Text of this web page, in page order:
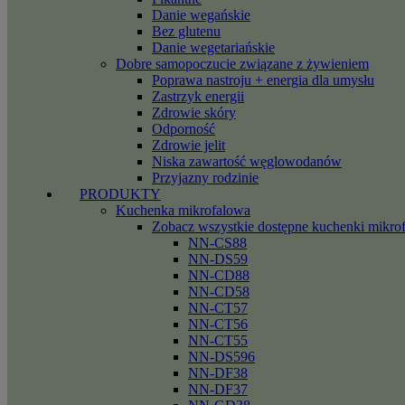
Danie wegańskie
Bez glutenu
Danie wegetariańskie
Dobre samopoczucie związane z żywieniem
Poprawa nastroju + energia dla umysłu
Zastrzyk energii
Zdrowie skóry
Odporność
Zdrowie jelit
Niska zawartość węglowodanów
Przyjazny rodzinie
PRODUKTY
Kuchenka mikrofalowa
Zobacz wszystkie dostępne kuchenki
NN-CS88
NN-DS59
NN-CD88
NN-CD58
NN-CT57
NN-CT56
NN-CT55
NN-DS596
NN-DF38
NN-DF37